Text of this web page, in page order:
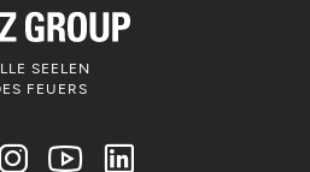
SEELEN
FEUERS